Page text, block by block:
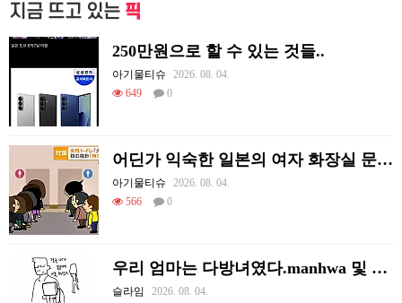
지금 뜨고 있는 픽
250만원으로 할 수 있는 것들..
아기물티슈
2026. 08. 04.
649
0
어딘가 익숙한 일본의 여자 화장실 문제 해결법
아기물티슈
2026. 08. 04.
566
0
우리 엄마는 다방녀였다.manhwa 및 후기
슬라임
2026. 08. 04.